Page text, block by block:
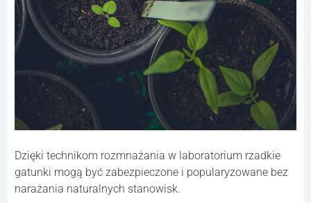
Dzięki technikom rozmnażania w laboratorium rzadkie
gatunki mogą być zabezpieczone i popularyzowane bez
narażania naturalnych stanowisk.